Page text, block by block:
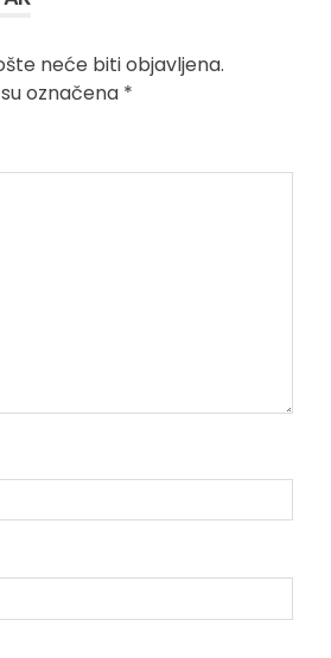
neće biti objavljena.
označena *